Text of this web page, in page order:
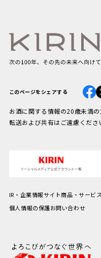
このページをシェアする
お酒に関する情報の20歳未満の
転送および共有はご遠慮くださ
IR・企業情報サイト商品・サービ
個人情報の保護お問い合わせ